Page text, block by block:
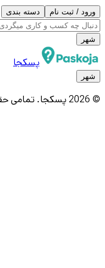
ورود / ثبت نام دسته بندی
شهر
پسکجا
شهر
© 2026 پسکجا. تمامی حقوق محفوظ است.